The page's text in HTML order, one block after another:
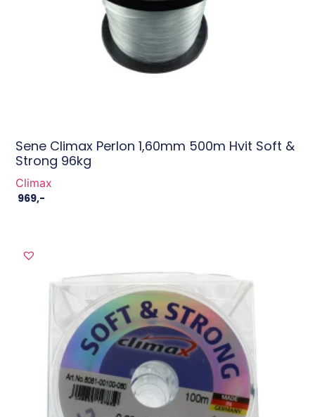
Sene Climax Perlon 1,60mm 500m Hvit Soft &
Strong 96kg
Climax
969,-